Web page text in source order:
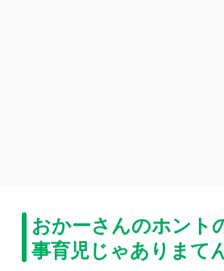
おかーさんのホント
事育児じゃありまて